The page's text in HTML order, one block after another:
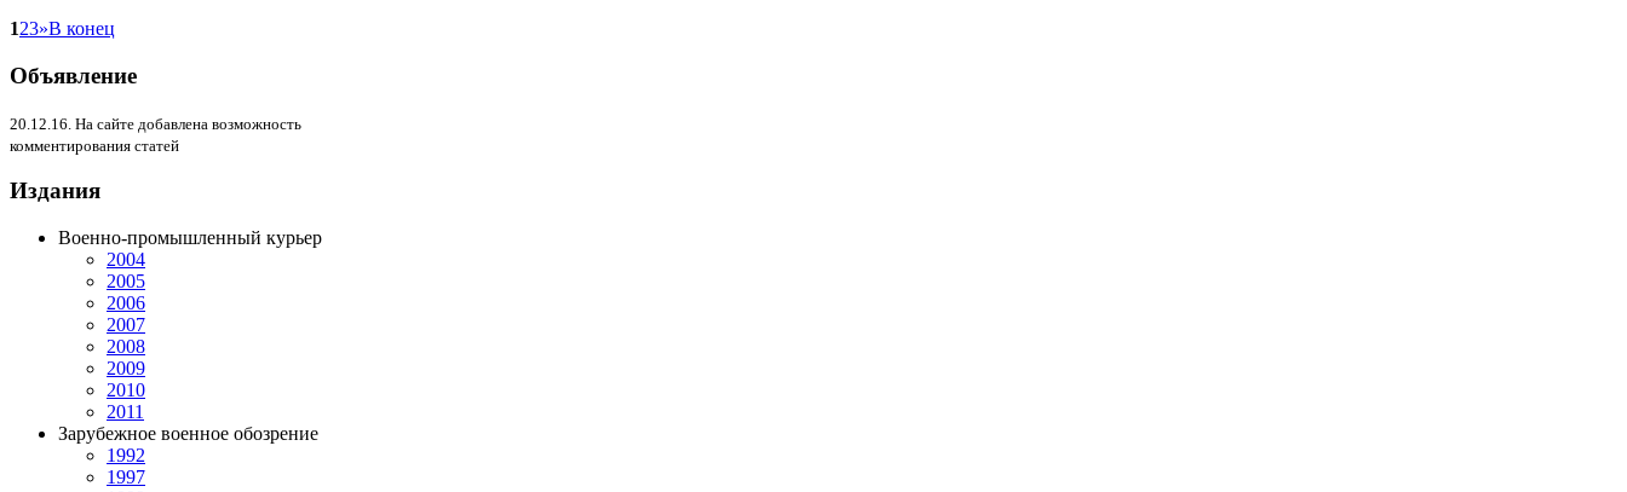
123»В конец
Объявление
20.12.16. На сайте добавлена возможность
комментирования статей
Издания
Военно-промышленный курьер
2004
2005
2006
2007
2008
2009
2010
2011
Зарубежное военное обозрение
1992
1997